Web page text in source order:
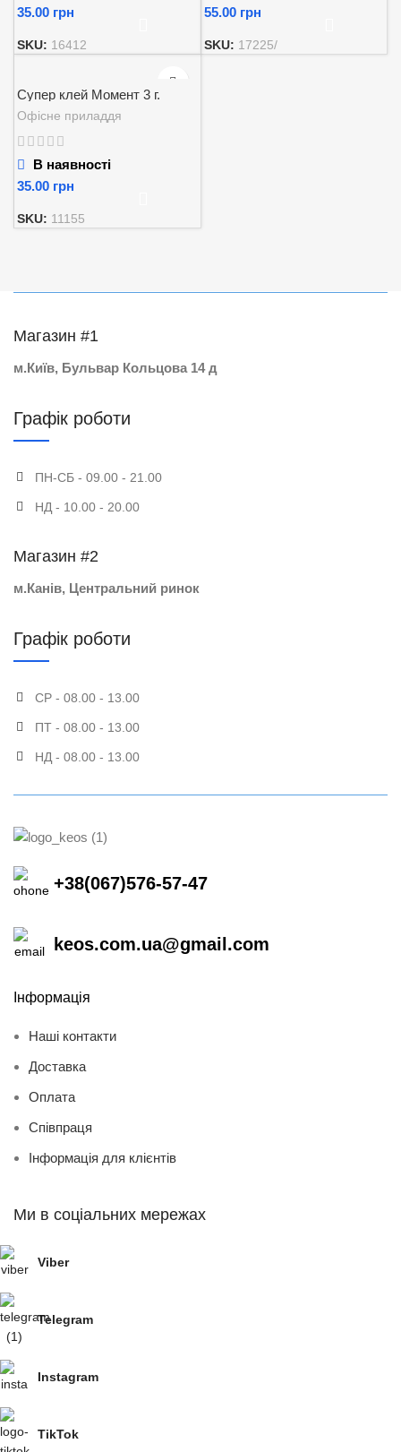
грн
SKU: 16412
грн
SKU: 17225/
Супер клей Момент 3 г.
Офісне приладдя
В наявності
грн
SKU: 11155
Магазин #1
м.Київ, Бульвар Кольцова 14 д
Графік роботи
ПН-СБ - 09.00 - 21.00
НД - 10.00 - 20.00
Магазин #2
м.Канів, Центральний ринок
Графік роботи
СР - 08.00 - 13.00
ПТ - 08.00 - 13.00
НД - 08.00 - 13.00
+38(067)576-57-47
keos.com.ua@gmail.com
Інформація
Наші контакти
Доставка
Оплата
Співпраця
Інформація для клієнтів
Ми в соціальних мережах
Viber
Telegram
Instagram
TikTok